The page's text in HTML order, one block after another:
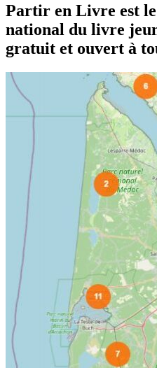
Partir en Livre est
national du livre
gratuit et ouvert à